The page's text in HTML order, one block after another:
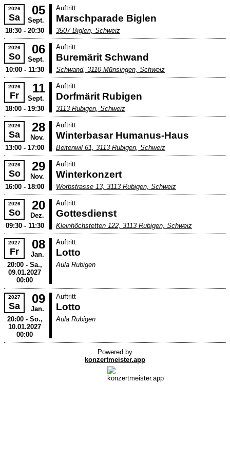
2026
Sa
05
Sept.
18:30 - 20:30
Marschparade Biglen
Auftritt
3507 Biglen, Schweiz
2026
So
06
Sept.
10:00 - 11:30
Buremärit Schwand
Auftritt
Schwand, 3110 Münsingen, Schweiz
2026
Fr
11
Sept.
18:00 - 19:30
Dorfmärit Rubigen
Auftritt
3113 Rubigen, Schweiz
2026
Sa
28
Nov.
13:00 - 17:00
Winterbasar Humanus-Haus
Auftritt
Beitenwil 61, 3113 Rubigen, Schweiz
2026
So
29
Nov.
16:00 - 18:00
Winterkonzert
Auftritt
Worbstrasse 13, 3113 Rubigen, Schweiz
2026
So
20
Dez.
09:30 - 11:30
Gottesdienst
Auftritt
Kleinhöchstetten 122, 3113 Rubigen, Schweiz
2027
Fr
08
Jan.
20:00 - Sa.,
09.01.2027
00:00
Lotto
Auftritt
Aula Rubigen
2027
Sa
09
Jan.
20:00 - So.,
10.01.2027
00:00
Lotto
Auftritt
Aula Rubigen
Powered by
konzertmeister.app